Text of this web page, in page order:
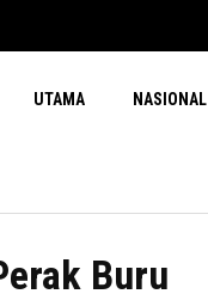
UTAMA NASIONAL
Buru